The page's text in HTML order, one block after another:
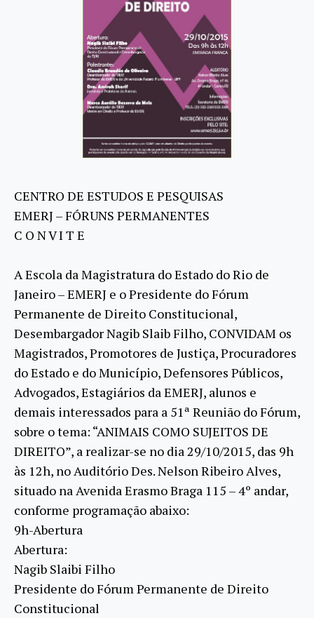
CENTRO DE ESTUDOS E PESQUISAS
EMERJ – FÓRUNS PERMANENTES
C O N V I T E
A Escola da Magistratura do Estado do Rio de
Janeiro – EMERJ e o Presidente do Fórum
Permanente de Direito Constitucional,
Desembargador Nagib Slaib Filho, CONVIDAM os
Magistrados, Promotores de Justiça, Procuradores
do Estado e do Município, Defensores Públicos,
Advogados, Estagiários da EMERJ, alunos e
demais interessados para a 51ª Reunião do Fórum,
sobre o tema: “ANIMAIS COMO SUJEITOS DE
DIREITO”, a realizar-se no dia 29/10/2015, das 9h
às 12h, no Auditório Des. Nelson Ribeiro Alves,
situado na Avenida Erasmo Braga 115 – 4º andar,
conforme programação abaixo:
9h-Abertura
Abertura:
Nagib Slaibi Filho
Presidente do Fórum Permanente de Direito
Constitucional